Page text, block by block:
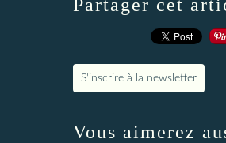
Partager cet
S'inscrire à la newsletter
Vous aimerez